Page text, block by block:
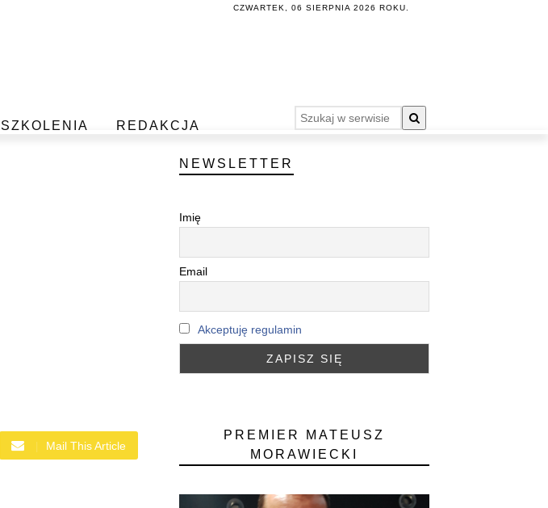
CZWARTEK, 06 SIERPNIA 2026 ROKU.
SZKOLENIA REDAKCJA
Mail This Article
NEWSLETTER
Imię
Email
Akceptuję regulamin
PREMIER MATEUSZ
MORAWIECKI